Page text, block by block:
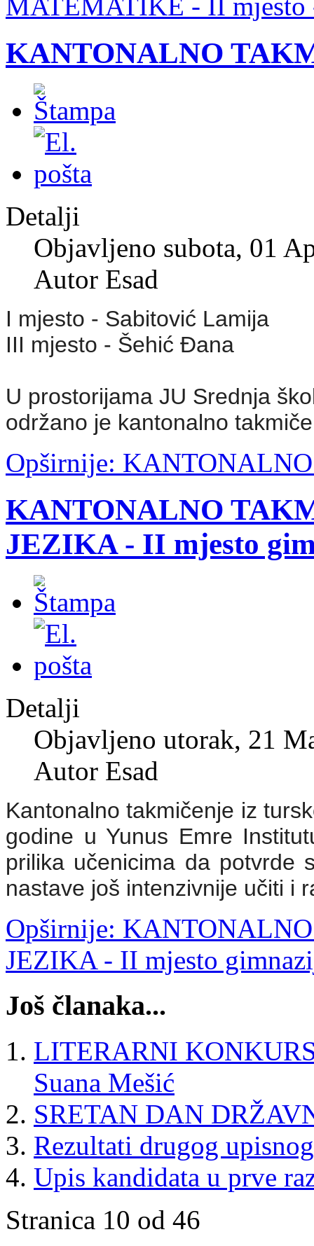
KANTONALNO
Detalji
Objavljeno subota, 01
Autor Esad
I mjesto - Sabitović Lamija
III mjesto - Šehić Đana
U prostorijama JU Srednja
održano je kantonalno
Opširnije:
KANTONALNO
JEZIKA - II mjesto
Detalji
Objavljeno utorak, 21
Autor Esad
Kantonalno takmičenje iz
godine u Yunus Emre
prilika učenicima da potvrde
nastave još intenzivnije učiti i
Opširnije:
JEZIKA - II mjesto
Još članaka...
LITERARNI
Suana Mešić
SRETAN DAN
Rezultati drugog
Upis kandidata u prve
Stranica 10 od 46